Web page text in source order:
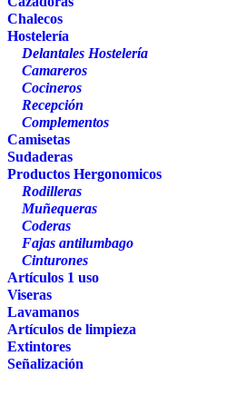
Chalecos
Hostelería
Delantales Hostelería
Camareros
Cocineros
Recepción
Complementos
Camisetas
Sudaderas
Productos Hergonomicos
Rodilleras
Muñequeras
Coderas
Fajas antilumbago
Cinturones
Artículos 1 uso
Viseras
Lavamanos
Artículos de limpieza
Extintores
Señalización